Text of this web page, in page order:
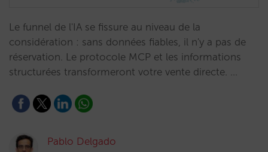
Le funnel de l'IA se fissure au niveau de la
considération : sans données fiables, il n'y a pas de
réservation. Le protocole MCP et les informations
structurées transformeront votre vente directe. …
Pablo Delgado